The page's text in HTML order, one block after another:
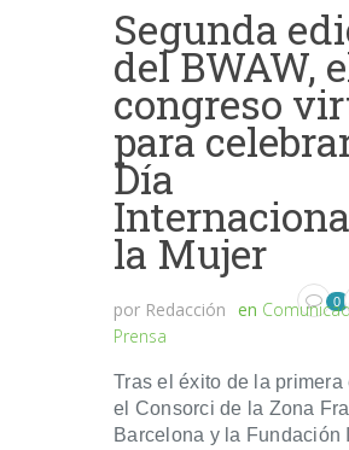
Segunda
del BWAW,
congreso
para
Día
la Mujer
por Redacción en
Prensa
0
Tras el éxito de la primera
el Consorci de la Zona
Barcelona y la Fundación